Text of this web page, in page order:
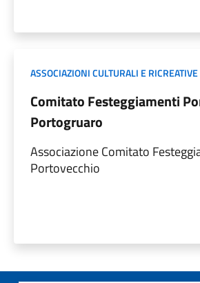
ASSOCIAZIONI CULTURALI E RICREATIVE
Comitato Festeggiamenti
Portogruaro
Associazione Comitato
Portovecchio